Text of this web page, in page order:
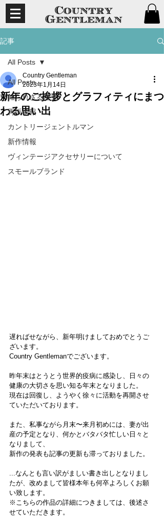
記事
All Posts
知られざる歴史
再販情報
カントリージェントルマン
新作情報
ヴィンテージアクセサリーについて
スモールブランド
All Posts
新年のご挨拶とグラフィティにまつ
わる思い出
Country Gentleman
2023年1月14日
遅ればせながら、新年明けましておめでとうご
ざいます。
Country Gentlemanでございます。
昨年末はとうとう世界的疫病に感染し、日々の
健康の大切さを思い知る年末となりました。
現在は回復し、ようやく徐々に活動を再開させ
ていただいております。
また、私事ながら月末〜来月初めには、妻が出
産の予定となり、何かとバタバタ忙しい日々と
なりまして、
新作の発表も記事の更新も滞っておりました。
...なんとも言い訳がましい書き出しとなりまし
たが、改めまして皆様本年も何卒よろしくお願
い致します。
※こちらの作品の詳細につきましては、後述さ
せていただきます。